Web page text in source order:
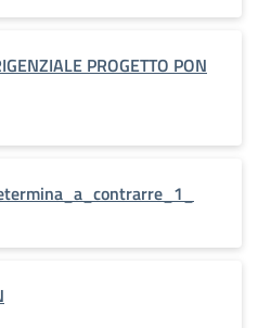
PROGETTO PON